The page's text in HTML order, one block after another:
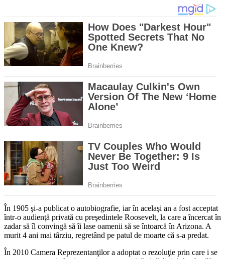
În 1905 şi-a publicat o autobiografie, iar în acelaşi an a fost acceptat
într-o audienţă privată cu preşedintele Roosevelt, la care a încercat în
zadar să îl convingă să îi lase oamenii să se întoarcă în Arizona. A
murit 4 ani mai târziu, regretând pe patul de moarte că s-a predat.
În 2010 Camera Reprezentanţilor a adoptat o rezoluţie prin care i se